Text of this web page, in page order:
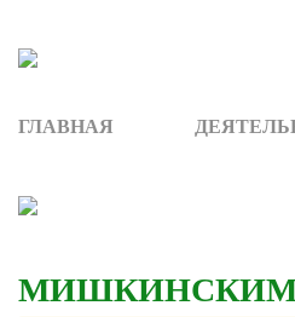
content
ГЛАВНАЯ
МИШКИНСКИМ